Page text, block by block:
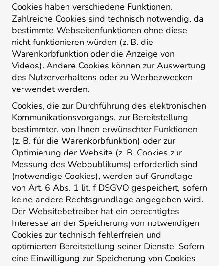
Cookies haben verschiedene Funktionen.
Zahlreiche Cookies sind technisch notwendig, da
bestimmte Webseitenfunktionen ohne diese
nicht funktionieren würden (z. B. die
Warenkorbfunktion oder die Anzeige von
Videos). Andere Cookies können zur Auswertung
des Nutzerverhaltens oder zu Werbezwecken
verwendet werden.
Cookies, die zur Durchführung des elektronischen
Kommunikationsvorgangs, zur Bereitstellung
bestimmter, von Ihnen erwünschter Funktionen
(z. B. für die Warenkorbfunktion) oder zur
Optimierung der Website (z. B. Cookies zur
Messung des Webpublikums) erforderlich sind
(notwendige Cookies), werden auf Grundlage
von Art. 6 Abs. 1 lit. f DSGVO gespeichert, sofern
keine andere Rechtsgrundlage angegeben wird.
Der Websitebetreiber hat ein berechtigtes
Interesse an der Speicherung von notwendigen
Cookies zur technisch fehlerfreien und
optimierten Bereitstellung seiner Dienste. Sofern
eine Einwilligung zur Speicherung von Cookies